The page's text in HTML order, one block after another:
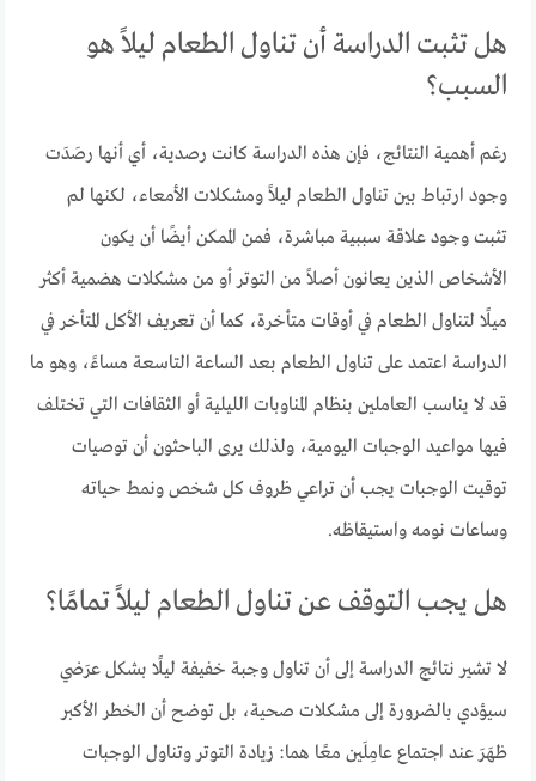
هل تثبت الدراسة أن تناول الطعام ليلاً هو
السبب؟
رغم أهمية النتائج، فإن هذه الدراسة كانت رصدية، أي أنها رصَدَت
وجود ارتباط بين تناول الطعام ليلاً ومشكلات الأمعاء، لكنها لم
تثبت وجود علاقة سببية مباشرة، فمن الممكن أيضًا أن يكون
الأشخاص الذين يعانون أصلاً من التوتر أو من مشكلات هضمية أكثر
ميلًا لتناول الطعام في أوقات متأخرة، كما أن تعريف الأكل المتأخر في
الدراسة اعتمد على تناول الطعام بعد الساعة التاسعة مساءً، وهو ما
قد لا يناسب العاملين بنظام المناوبات الليلية أو الثقافات التي تختلف
فيها مواعيد الوجبات اليومية، ولذلك يرى الباحثون أن توصيات
توقيت الوجبات يجب أن تراعي ظروف كل شخص ونمط حياته
وساعات نومه واستيقاظه.
هل يجب التوقف عن تناول الطعام ليلاً تمامًا؟
لا تشير نتائج الدراسة إلى أن تناول وجبة خفيفة ليلًا بشكل عرَضي
سيؤدي بالضرورة إلى مشكلات صحية، بل توضح أن الخطر الأكبر
ظهَرَ عند اجتماع عامِلَين معًا هما: زيادة التوتر وتناول الوجبات